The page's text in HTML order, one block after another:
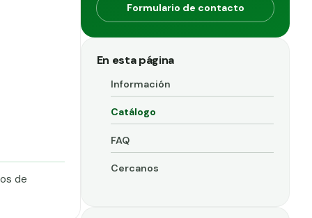
de
Formulario de contacto
En esta página
Información
Catálogo
FAQ
Cercanos